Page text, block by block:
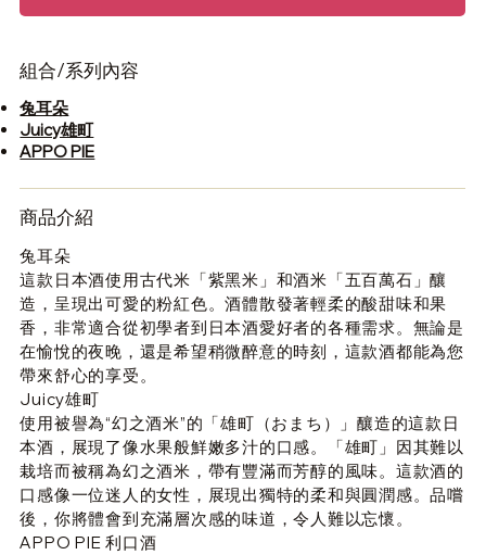
組合/系列內容
兔耳朵
Juicy雄町
APPO PIE
商品介紹
兔耳朵
這款日本酒使用古代米「紫黑米」和酒米「五百萬石」釀
造，呈現出可愛的粉紅色。酒體散發著輕柔的酸甜味和果
香，非常適合從初學者到日本酒愛好者的各種需求。無論是
在愉悅的夜晚，還是希望稍微醉意的時刻，這款酒都能為您
帶來舒心的享受。
Juicy雄町
使用被譽為“幻之酒米”的「雄町（おまち）」釀造的這款日
本酒，展現了像水果般鮮嫩多汁的口感。「雄町」因其難以
栽培而被稱為幻之酒米，帶有豐滿而芳醇的風味。這款酒的
口感像一位迷人的女性，展現出獨特的柔和與圓潤感。品嚐
後，你將體會到充滿層次感的味道，令人難以忘懷。
APPO PIE 利口酒